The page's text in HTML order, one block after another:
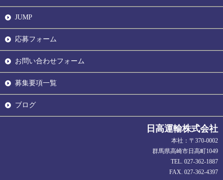
JUMP
応募フォーム
お問い合わせフォーム
募集要項一覧
ブログ
日高運輸株式会社
本社：〒370-0002
群馬県高崎市日高町1049
TEL. 027-362-1887
FAX. 027-362-4397